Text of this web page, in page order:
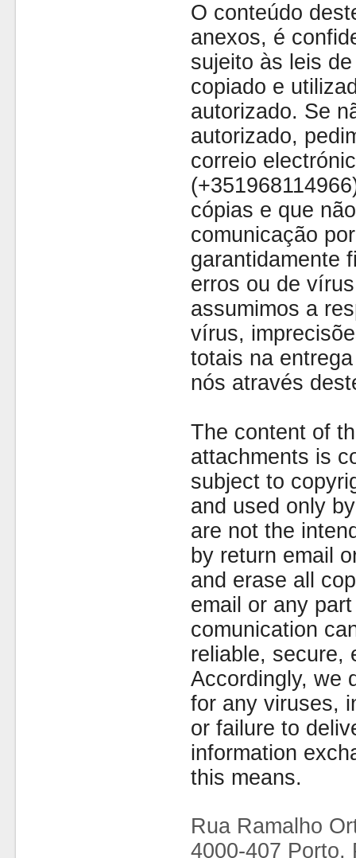
O conteúdo
anexos, é
sujeito às leis
copiado e
autorizado. Se
autorizado,
correio
cópias e que
comunicação
garantidamente
erros ou de
assumimos a
vírus,
totais na
nós através
The content of
attachments is
subject to
and used only
are not the
by return email
and erase all
email or any
comunication
reliable, secure,
Accordingly, we
for any viruses,
or failure to
information
this means.
Rua Ramalho
4000-407 Porto,